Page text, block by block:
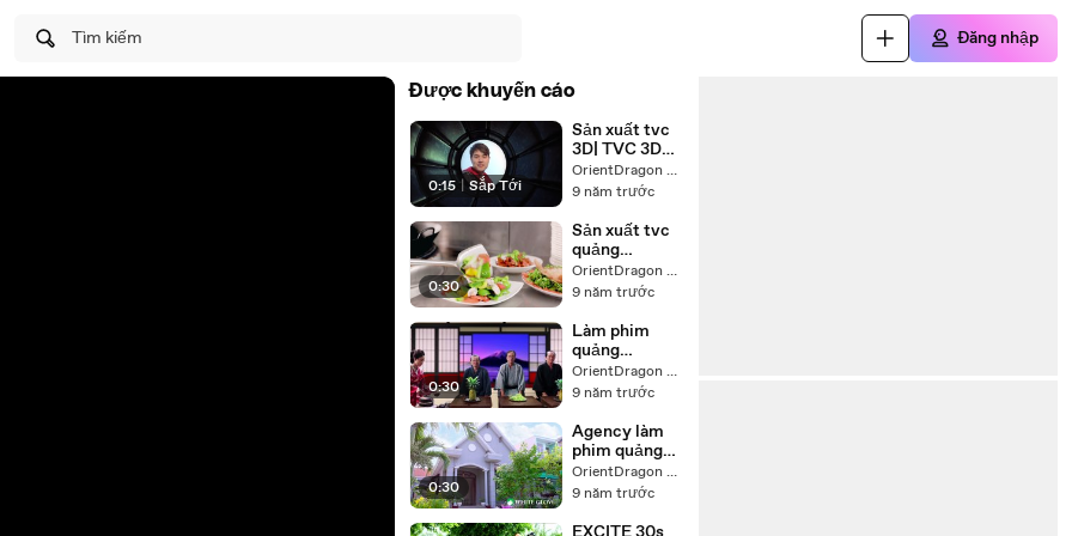
Tìm kiếm Đăng nhập
Được khuyến cáo
0:15 Sắp Tới
Sản xuất tvc
3D| TVC 3D
Chevron
OrientDragon Production
9 năm trước
0:30
Sản xuất tvc
quảng
cáo|Sản xuất
tvc quảng cáo
OrientDragon Production
9 năm trước
0:30
Làm phim
quảng
cáo_KIMIKO
Japan Style
OrientDragon Production
9 năm trước
0:30
Agency làm
phim quảng
cáo| Làm
phim quảng
OrientDragon Production
9 năm trước